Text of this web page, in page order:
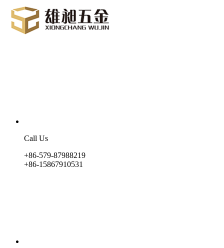
Call Us
+86-579-87988219
+86-15867910531